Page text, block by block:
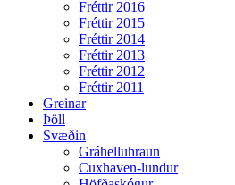
Fréttir 2016
Fréttir 2015
Fréttir 2014
Fréttir 2013
Fréttir 2012
Fréttir 2011
Greinar
Þöll
Svæðin
Gráhelluhraun
Cuxhaven-lundur